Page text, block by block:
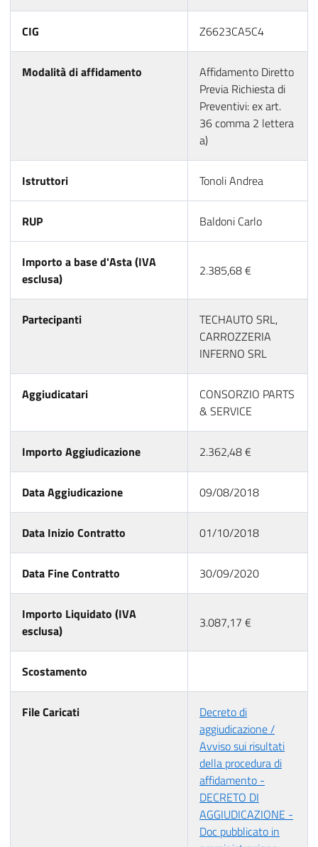
CIG Z6623CA5C4
Modalità di affidamento
Affidamento Diretto
Previa Richiesta di
Preventivi: ex art.
36 comma 2 lettera
a)
Istruttori Tonoli Andrea
RUP Baldoni Carlo
Importo a base d'Asta (IVA
esclusa)
2.385,68 €
Partecipanti
TECHAUTO SRL,
CARROZZERIA
INFERNO SRL
Aggiudicatari
CONSORZIO PARTS
& SERVICE
Importo Aggiudicazione 2.362,48 €
Data Aggiudicazione 09/08/2018
Data Inizio Contratto 01/10/2018
Data Fine Contratto 30/09/2020
Importo Liquidato (IVA
esclusa)
3.087,17 €
Scostamento
File Caricati
Decreto di
aggiudicazione /
Avviso sui risultati
della procedura di
affidamento -
DECRETO DI
AGGIUDICAZIONE -
Doc pubblicato in